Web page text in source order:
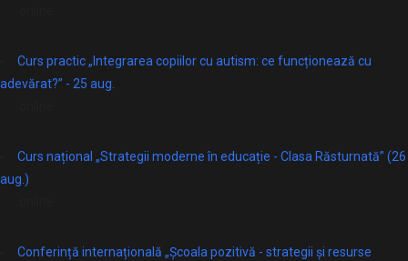
Curs practic „Integrarea copiilor cu autism: ce funcționează cu
adevărat?” - 25 aug.
Curs național „Strategii moderne în educație - Clasa Răsturnată” (26
aug.)
Conferință internațională „Școala pozitivă - strategii și resurse